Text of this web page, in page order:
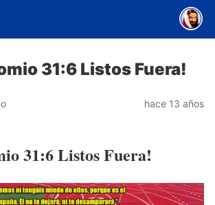
31:6 Listos Fuera!
hace 13 años
31:6 Listos Fuera!